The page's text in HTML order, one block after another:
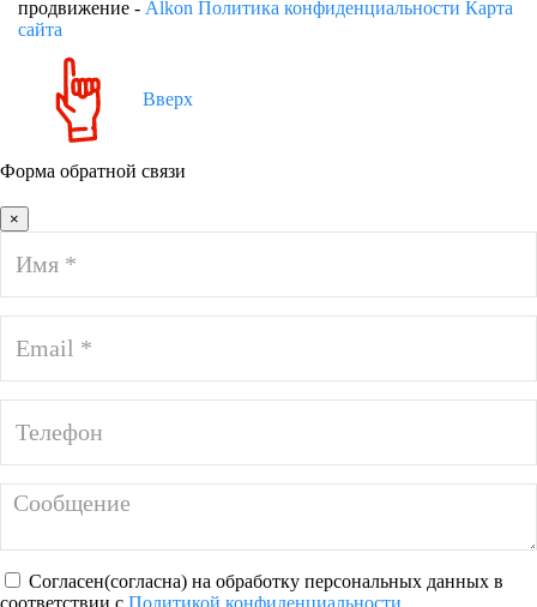
продвижение - Alkon Политика конфиденциальности Карта
сайта
Вверх
Форма обратной связи
×
Согласен(согласна) на обработку персональных данных в
соответствии с Политикой конфиденциальности